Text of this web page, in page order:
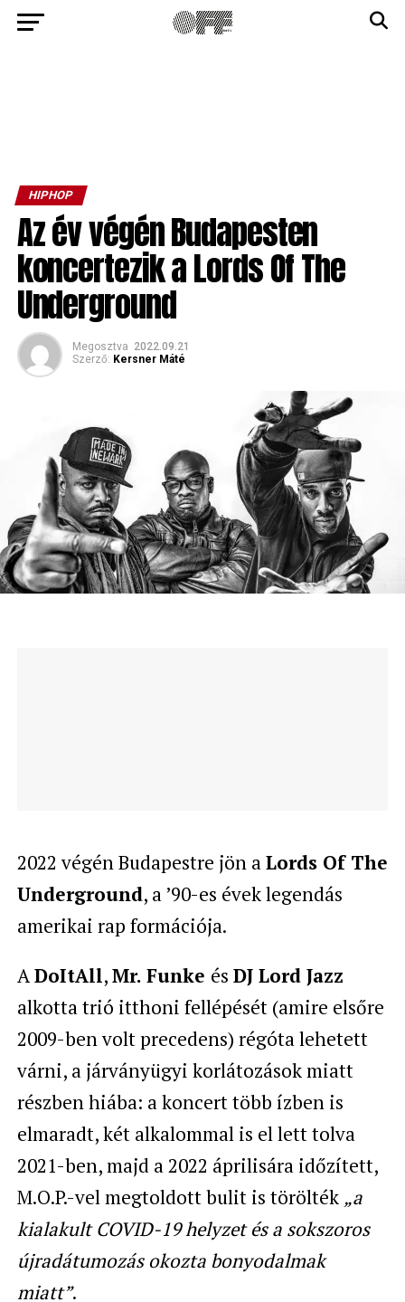
HIPHOP
Az év végén Budapesten
koncertezik a Lords Of The
Underground
Megosztva 2022.09.21
Szerző: Kersner Máté
2022 végén Budapestre jön aLords Of The
Underground, a ’90-es évek legendás
amerikai rap formációja.
ADoItAll,Mr. Funke és DJ Lord Jazz
alkotta trió itthoni fellépését (amire elsőre
2009-ben volt precedens) régóta lehetett
várni, a járványügyi korlátozások miatt
részben hiába: a koncert több ízben is
elmaradt, két alkalommal is el lett tolva
2021-ben, majd a 2022 áprilisára időzített,
M.O.P.-vel megtoldott bulit is törölték „a
kialakult COVID-19 helyzet és a sokszoros
újradátumozás okozta bonyodalmak
miatt”.